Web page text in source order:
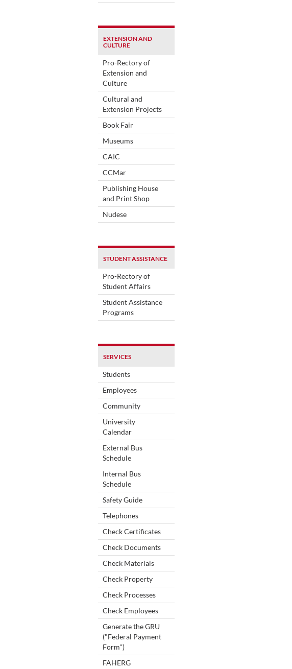
EXTENSION AND
CULTURE
Pro-Rectory of
Extension and
Culture
Cultural and
Extension Projects
Book Fair
Museums
CAIC
CCMar
Publishing House
and Print Shop
Nudese
STUDENT ASSISTANCE
Pro-Rectory of
Student Affairs
Student Assistance
Programs
SERVICES
Students
Employees
Community
University
Calendar
External Bus
Schedule
Internal Bus
Schedule
Safety Guide
Telephones
Check Certificates
Check Documents
Check Materials
Check Property
Check Processes
Check Employees
Generate the GRU
("Federal Payment
Form")
FAHERG